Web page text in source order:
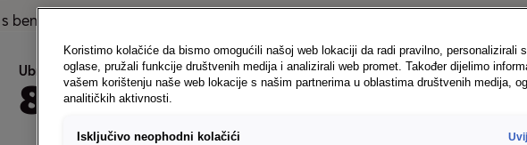
i dizelskim motorom..
Ubrzanje (0-100 km/h)
8.5s
Koristimo kolačiće da bismo omogućili našoj web lokaciji da radi pravilno, personalizirali
oglase, pružali funkcije društvenih medija i analizirali web promet. Također dijelimo
vašem korištenju naše web lokacije s našim partnerima u oblastima društvenih medija,
analitičkih aktivnosti.
Isključivo neophodni kolačići